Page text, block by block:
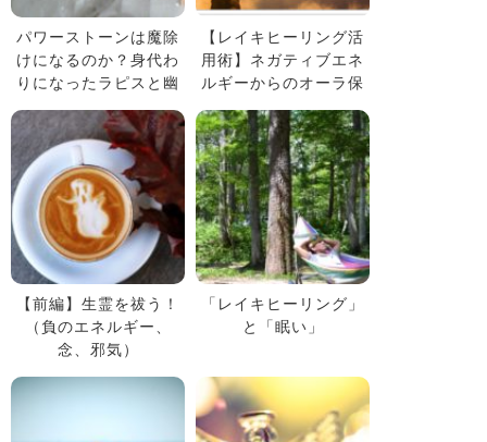
パワーストーンは魔除
けになるのか？身代わ
りになったラピスと幽
【レイキヒーリング活
用術】ネガティブエネ
ルギーからのオーラ保
【前編】生霊を祓う！
（負のエネルギー、
念、邪気）
「レイキヒーリング」
と「眠い」